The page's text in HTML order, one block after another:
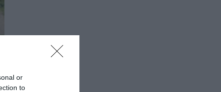
or
to